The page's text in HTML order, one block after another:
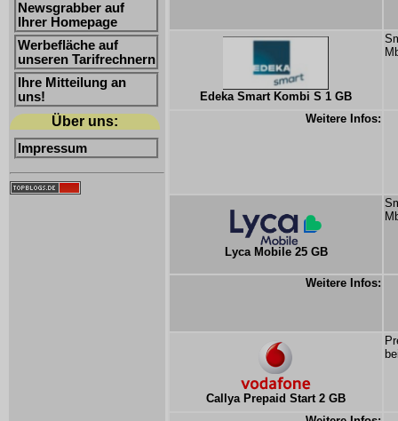
Newsgrabber auf
Ihrer Homepage
Werbefläche auf
unseren Tarifrechnern
Ihre Mitteilung an
uns!
Über uns:
Impressum
Edeka Smart Kombi S 1 GB
Weitere Infos:
Lyca Mobile 25 GB
Weitere Infos:
Callya Prepaid Start 2 GB